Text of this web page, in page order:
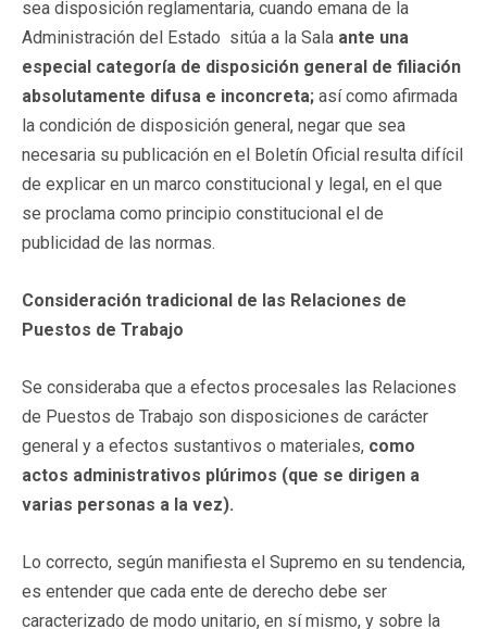
sea disposición reglamentaria, cuando emana de la
Administración del Estado sitúa a la Sala ante una
especial categoría de disposición general de filiación
absolutamente difusa e inconcreta; así como afirmada
la condición de disposición general, negar que sea
necesaria su publicación en el Boletín Oficial resulta difícil
de explicar en un marco constitucional y legal, en el que
se proclama como principio constitucional el de
publicidad de las normas.
Consideración tradicional de las Relaciones de
Puestos de Trabajo
Se consideraba que a efectos procesales las Relaciones
de Puestos de Trabajo son disposiciones de carácter
general y a efectos sustantivos o materiales, como
actos administrativos plúrimos (que se dirigen a
varias personas a la vez).
Lo correcto, según manifiesta el Supremo en su tendencia,
es entender que cada ente de derecho debe ser
caracterizado de modo unitario, en sí mismo, y sobre la